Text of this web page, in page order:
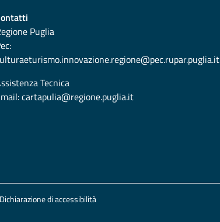
Puglia
Tecnica
cartapulia@regione.puglia.it
Dichiarazione di accessibilità